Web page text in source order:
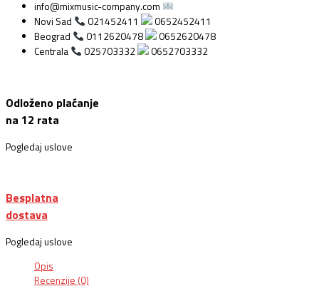
info@mixmusic-company.com
Novi Sad
021452411
0652452411
Beograd
0112620478
0652620478
Centrala
025703332 0652703332
Odloženo plaćanje
na 12 rata
Pogledaj uslove
Besplatna
dostava
Pogledaj uslove
Opis
Recenzije (0)